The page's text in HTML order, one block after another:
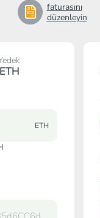
faturasını
düzenleyin
ETH
ETH